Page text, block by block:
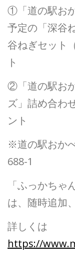
①「道の駅お
予定の「深谷
谷ねぎセット
ト
②「道の駅お
ズ」詰め合わ
ント
※道の駅おか
688-1
「ふっかち
は、随時追加
詳しくは
https://